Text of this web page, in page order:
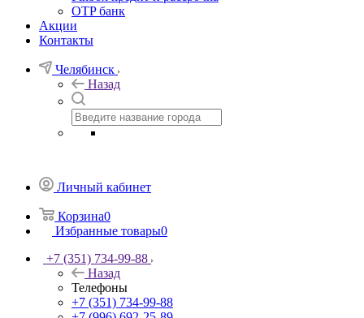
OTP банк
Акции
Контакты
Челябинск
Назад
Личный кабинет
Корзина0
Избранные товары0
+7 (351) 734-99-88
Назад
Телефоны
+7 (351) 734-99-88